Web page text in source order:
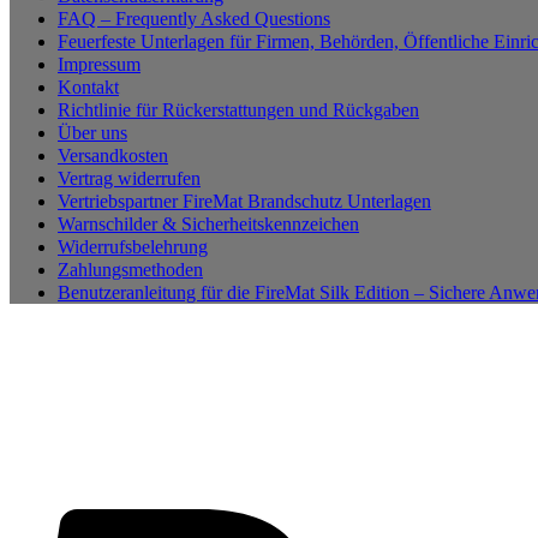
FAQ – Frequently Asked Questions
Feuerfeste Unterlagen für Firmen, Behörden, Öffentliche
Impressum
Kontakt
Richtlinie für Rückerstattungen und Rückgaben
Über uns
Versandkosten
Vertrag widerrufen
Vertriebspartner FireMat Brandschutz Unterlagen
Warnschilder & Sicherheitskennzeichen
Widerrufsbelehrung
Zahlungsmethoden
Benutzeranleitung für die FireMat Silk Edition – Sichere